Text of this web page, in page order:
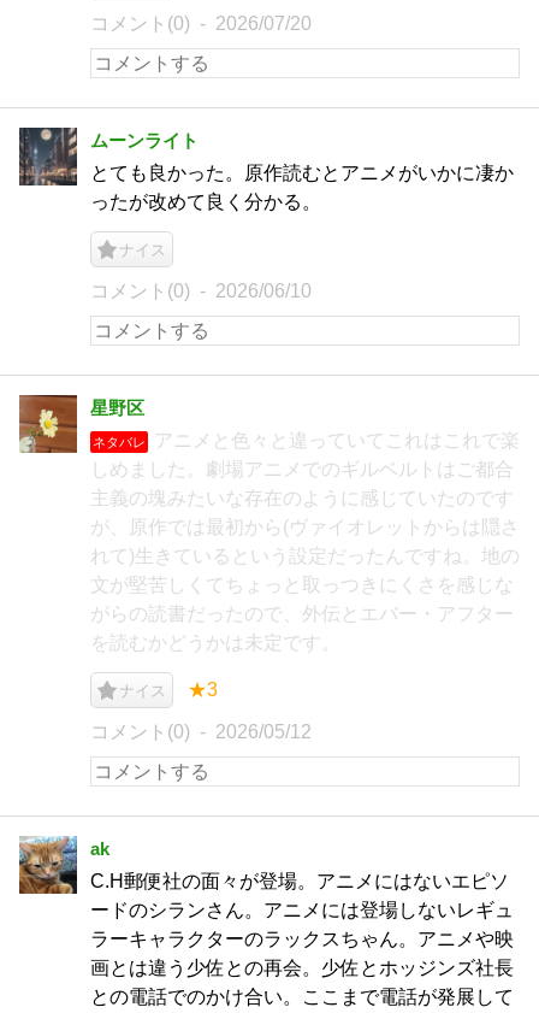
コメント(0) 2026/07/20
ムーンライト
とても良かった。原作読むとアニメがいかに凄か
ったが改めて良く分かる。
ナイス
コメント(0) 2026/06/10
星野区
ネタバレ
アニメと色々と違っていてこれはこれで楽
しめました。劇場アニメでのギルベルトはご都合
主義の塊みたいな存在のように感じていたのです
が、原作では最初から(ヴァイオレットからは隠さ
れて)生きているという設定だったんですね。地の
文が堅苦しくてちょっと取っつきにくさを感じな
がらの読書だったので、外伝とエバー・アフター
を読むかどうかは未定です。
ナイス ★3
コメント(0) 2026/05/12
ak
C.H郵便社の面々が登場。アニメにはないエピソ
ードのシランさん。アニメには登場しないレギュ
ラーキャラクターのラックスちゃん。アニメや映
画とは違う少佐との再会。少佐とホッジンズ社長
との電話でのかけ合い。ここまで電話が発展して